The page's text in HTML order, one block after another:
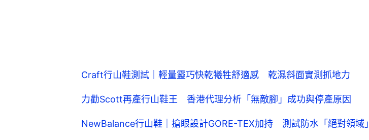
Craft行山鞋測試｜輕量靈巧快乾犧牲舒適感 乾濕斜面實測抓地力
力勸Scott再產行山鞋王 香港代理分析「無敵腳」成功與停產原因
NewBalance行山鞋｜搶眼設計GORE-TEX加持 測試防水「絕對領域」